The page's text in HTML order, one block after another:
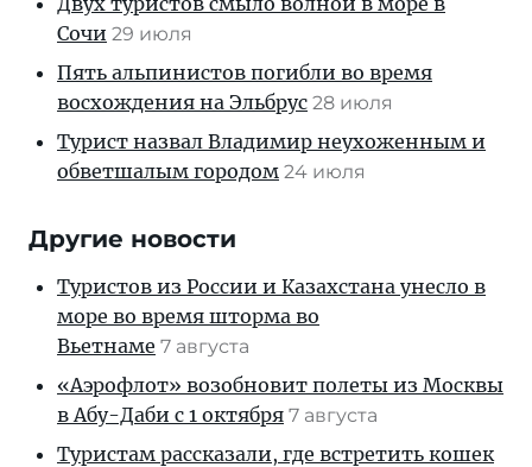
Сочи 29 июля
Пять альпинистов погибли во время
восхождения на Эльбрус 28 июля
Турист назвал Владимир неухоженным и
обветшалым городом 24 июля
Другие новости
Туристов из России и Казахстана унесло в
море во время шторма во
Вьетнаме 7 августа
«Аэрофлот» возобновит полеты из Москвы
в Абу-Даби с 1 октября 7 августа
Туристам рассказали, где встретить кошек